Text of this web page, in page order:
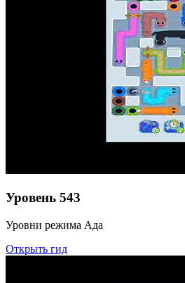
Уровень 543
Уровни режима Ада
Открыть гид